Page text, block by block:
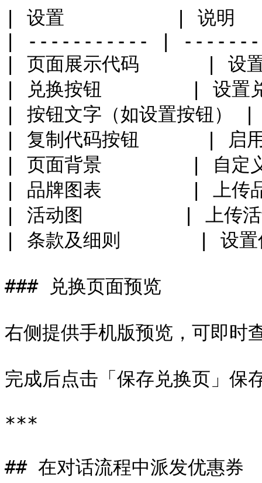
| 设置          | 说
| ----------- |
| 页面展示代码      | 设
| 兑换按钮        | 设
| 按钮文字（如设置按钮
| 复制代码按钮      | 启
| 页面背景        | 自定
| 品牌图表        | 上
| 活动图         | 上传
| 条款及细则       | 设置优
### 兑换页面预览
右侧提供手机版预览，可即时
完成后点击「保存兑换页」保
***
## 在对话流程中派发优惠券